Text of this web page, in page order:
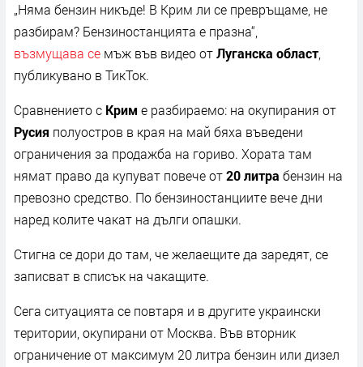
„Няма бензин никъде! В Крим ли се превръщаме, не
разбирам? Бензиностанцията е празна“,
възмущава се мъж във видео отЛуганска област
публикувано в ТикТок.
Сравнението с Крим е разбираемо: на окупирания от
Русия полуостров в края на май бяха въведени
ограничения за продажба на гориво. Хората там
нямат право да купуват повече от20 литра бензин на
превозно средство. По бензиностанциите вече дни
наред колите чакат на дълги опашки.
Стигна се дори до там, че желаещите да заредят, се
записват в списък на чакащите.
Сега ситуацията се повтаря и в другите украински
територии, окупирани от Москва. Във вторник
ограничение от максимум 20 литра бензин или дизел